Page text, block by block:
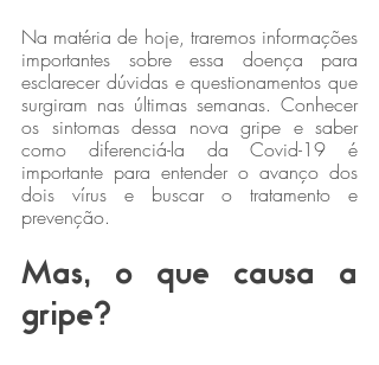
Na matéria de hoje, traremos informações
importantes sobre essa doença para
esclarecer dúvidas e questionamentos que
surgiram nas últimas semanas. Conhecer
os sintomas dessa nova gripe e saber
como diferenciá-la da Covid-19 é
importante para entender o avanço dos
dois vírus e buscar o tratamento e
prevenção.
Mas, o que causa a
gripe?